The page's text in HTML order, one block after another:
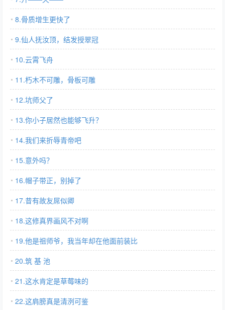
8.骨质增生更快了
9.仙人抚汝顶，结发授翠冠
10.云霄飞舟
11.朽木不可雕，骨板可雕
12.坑师父了
13.你小子居然也能够飞升？
14.我们来折辱青帝吧
15.意外吗？
16.帽子带正，别掉了
17.昔有故友屌似卿
18.这修真界画风不对啊
19.他是祖师爷，我当年却在他面前装比
20.筑 基 池
21.这水肯定是草莓味的
22.这肩膀真是清洌可鉴